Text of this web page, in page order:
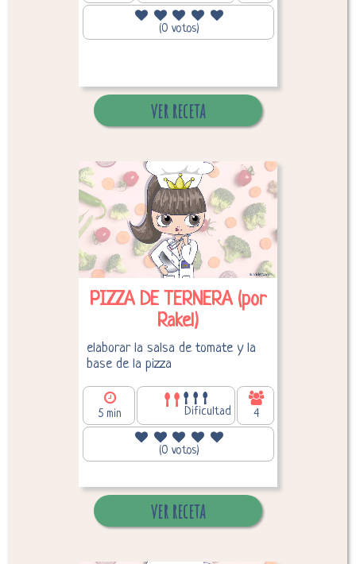
(0 votos)
ver receta
PIZZA DE TERNERA (por
Rakel)
elaborar la salsa de tomate y la
base de la pizza
5 min Dificultad 4
(0 votos)
Desglose de calorías
Calorías por persona:
ver receta